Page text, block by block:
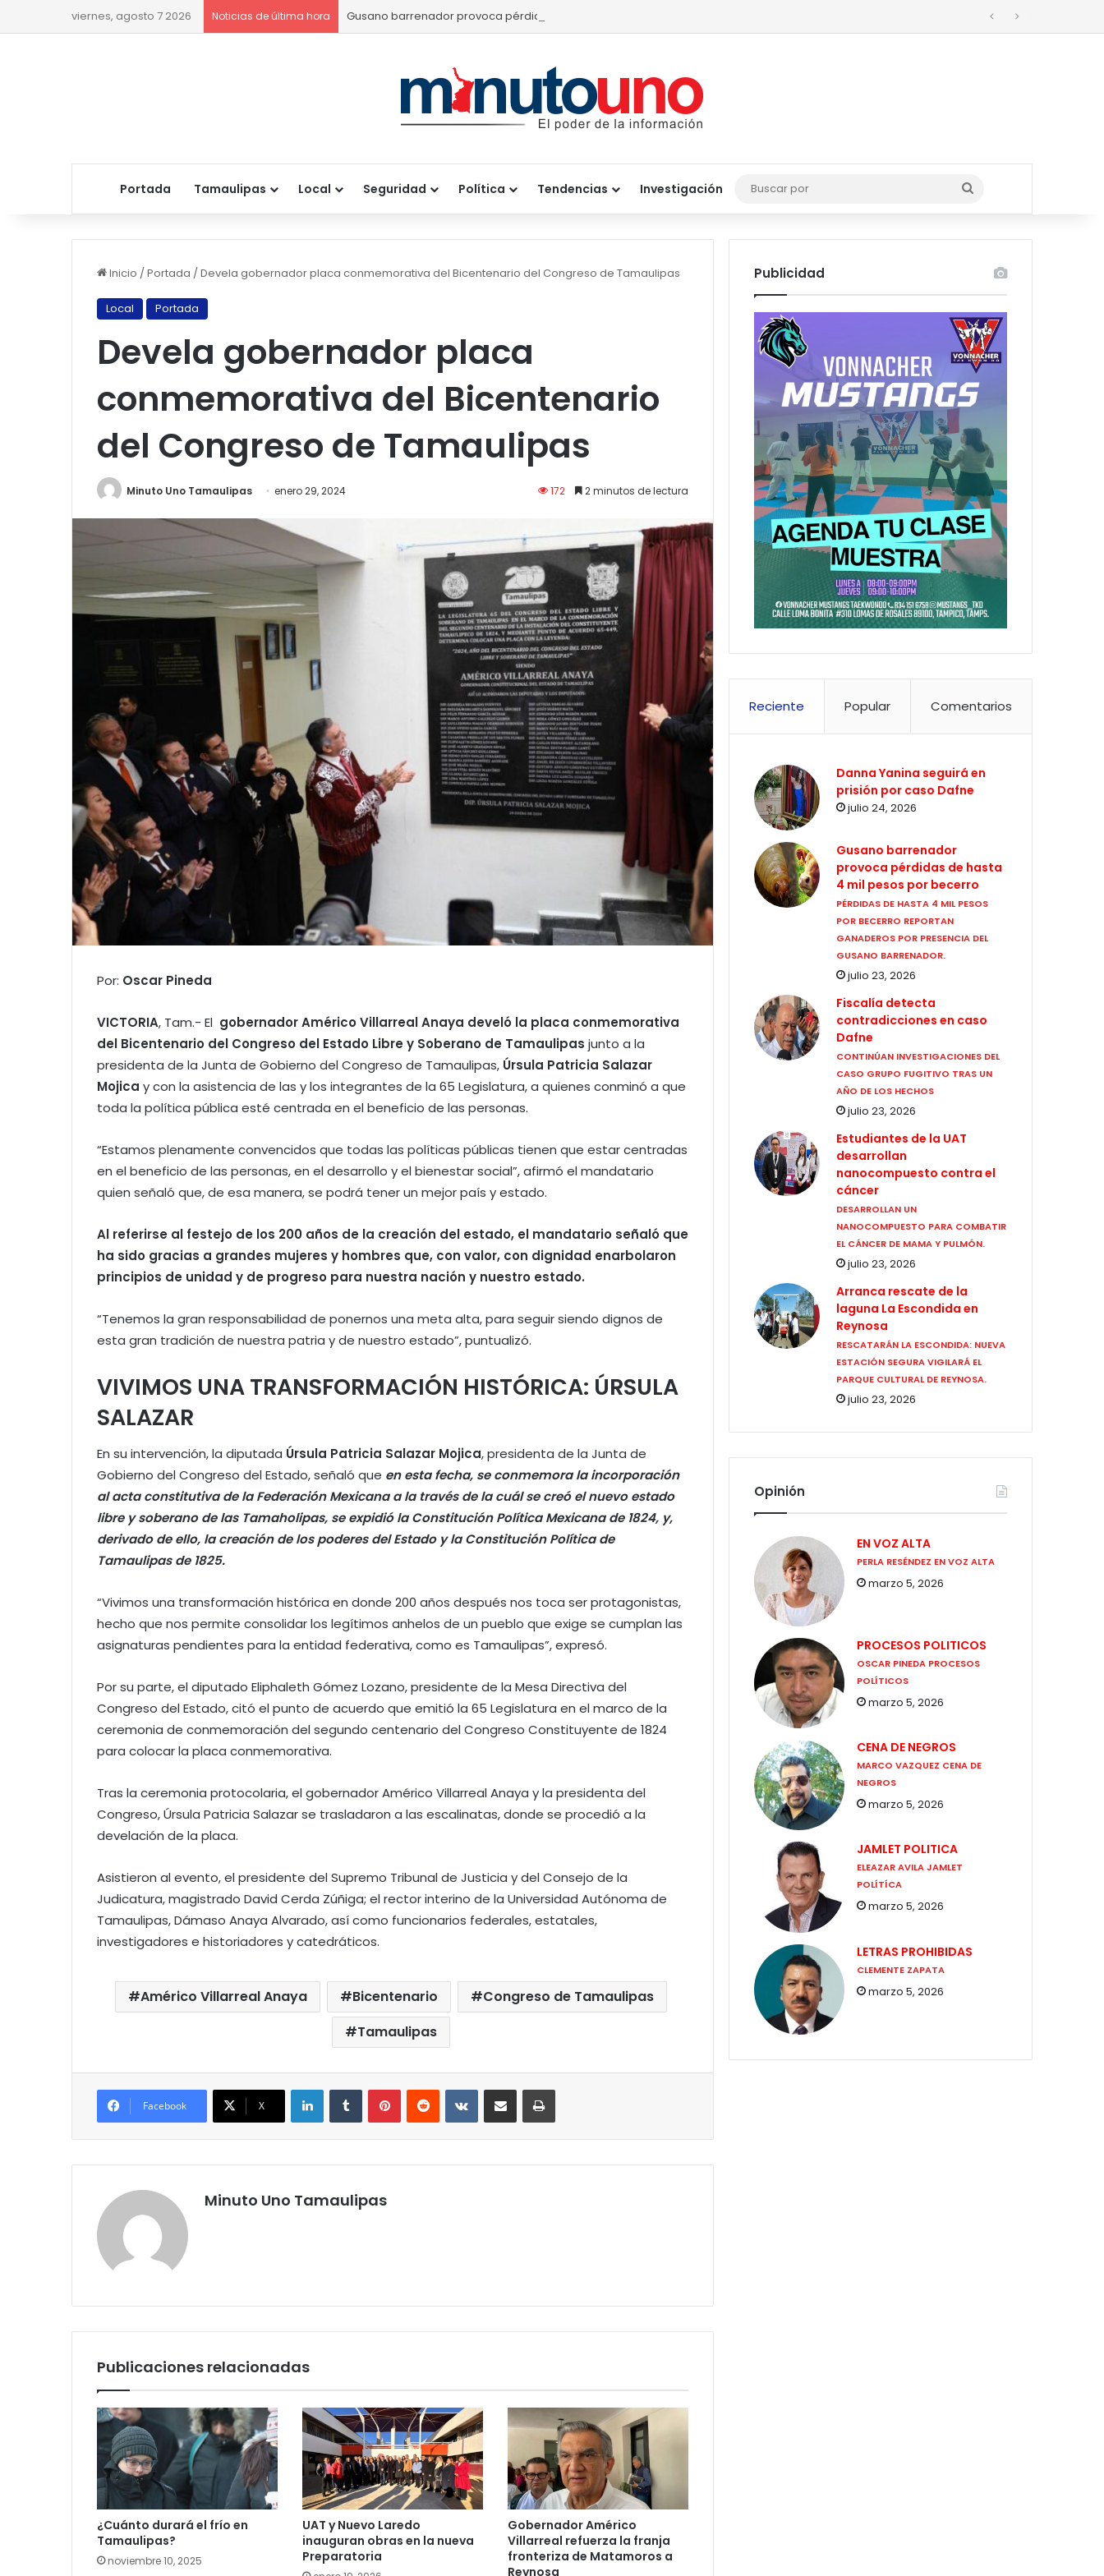
viernes, agosto 7 2026 Noticias de última hora Gusano barrenador provoca pérdidas de hasta 4 mil pesos por becerro
Portada Tamaulipas Local Seguridad Política Tendencias Investigación
Buscar
por
Inicio /Portada /Devela gobernador placa conmemorativa del Bicentenario del Congreso de Tamaulipas
Local Portada
Devela gobernador placa
conmemorativa del Bicentenario
del Congreso de Tamaulipas
Minuto Uno Tamaulipas enero 29, 2024 172 2 minutos de lectura
Por: Oscar Pineda
VICTORIA, Tam.- El gobernador Américo Villarreal Anaya develó la placa conmemorativa
del Bicentenario del Congreso del Estado Libre y Soberano de Tamaulipas junto a la
presidenta de la Junta de Gobierno del Congreso de Tamaulipas, Úrsula Patricia Salazar
Mojica y con la asistencia de las y los integrantes de la 65 Legislatura, a quienes conminó a que
toda la política pública esté centrada en el beneficio de las personas.
“Estamos plenamente convencidos que todas las políticas públicas tienen que estar centradas
en el beneficio de las personas, en el desarrollo y el bienestar social”, afirmó el mandatario
quien señaló que, de esa manera, se podrá tener un mejor país y estado.
Al referirse al festejo de los 200 años de la creación del estado, el mandatario señaló que
ha sido gracias a grandes mujeres y hombres que, con valor, con dignidad enarbolaron
principios de unidad y de progreso para nuestra nación y nuestro estado.
“Tenemos la gran responsabilidad de ponernos una meta alta, para seguir siendo dignos de
esta gran tradición de nuestra patria y de nuestro estado”, puntualizó.
VIVIMOS UNA TRANSFORMACIÓN HISTÓRICA: ÚRSULA
SALAZAR
En su intervención, la diputada Úrsula Patricia Salazar Mojica, presidenta de la Junta de
Gobierno del Congreso del Estado, señaló que en esta fecha, se conmemora la incorporación
al acta constitutiva de la Federación Mexicana a la través de la cuál se creó el nuevo estado
libre y soberano de las Tamaholipas, se expidió la Constitución Política Mexicana de 1824, y,
derivado de ello, la creación de los poderes del Estado y la Constitución Política de
Tamaulipas de 1825.
“Vivimos una transformación histórica en donde 200 años después nos toca ser protagonistas,
hecho que nos permite consolidar los legítimos anhelos de un pueblo que exige se cumplan las
asignaturas pendientes para la entidad federativa, como es Tamaulipas”, expresó.
Por su parte, el diputado Eliphaleth Gómez Lozano, presidente de la Mesa Directiva del
Congreso del Estado, citó el punto de acuerdo que emitió la 65 Legislatura en el marco de la
ceremonia de conmemoración del segundo centenario del Congreso Constituyente de 1824
para colocar la placa conmemorativa.
Tras la ceremonia protocolaria, el gobernador Américo Villarreal Anaya y la presidenta del
Congreso, Úrsula Patricia Salazar se trasladaron a las escalinatas, donde se procedió a la
develación de la placa.
Asistieron al evento, el presidente del Supremo Tribunal de Justicia y del Consejo de la
Judicatura, magistrado David Cerda Zúñiga; el rector interino de la Universidad Autónoma de
Tamaulipas, Dámaso Anaya Alvarado, así como funcionarios federales, estatales,
investigadores e historiadores y catedráticos.
Américo Villarreal Anaya Bicentenario
Congreso de Tamaulipas
Tamaulipas
Facebook X
LinkedInTumblrPinterestReddit VKontakteCompartir por correo electrónicoImprimir
Minuto Uno Tamaulipas
Publicaciones relacionadas
¿Cuánto durará el frío en
Tamaulipas?
noviembre 10, 2025
UAT y Nuevo Laredo
inauguran obras en la nueva
Preparatoria
Gobernador Américo
Villarreal refuerza la franja
fronteriza de Matamoros a
Reynosa
Publicidad
Reciente Popular Comentarios
Danna Yanina seguirá en
prisión por caso Dafne
julio 24, 2026
Gusano barrenador
provoca pérdidas de hasta
4 mil pesos por becerro
PÉRDIDAS DE HASTA 4 MIL PESOS
POR BECERRO REPORTAN
GANADEROS POR PRESENCIA DEL
GUSANO BARRENADOR.
julio 23, 2026
Fiscalía detecta
contradicciones en caso
Dafne
CONTINÚAN INVESTIGACIONES DEL
CASO GRUPO FUGITIVO TRAS UN
AÑO DE LOS HECHOS
julio 23, 2026
Estudiantes de la UAT
desarrollan
nanocompuesto contra el
cáncer
DESARROLLAN UN
NANOCOMPUESTO PARA COMBATIR
EL CÁNCER DE MAMA Y PULMÓN.
julio 23, 2026
Arranca rescate de la
laguna La Escondida en
Reynosa
RESCATARÁN LA ESCONDIDA: NUEVA
ESTACIÓN SEGURA VIGILARÁ EL
PARQUE CULTURAL DE REYNOSA.
julio 23, 2026
Opinión
EN VOZ ALTA
PERLA RESÉNDEZ EN VOZ ALTA
marzo 5, 2026
PROCESOS POLITICOS
OSCAR PINEDA PROCESOS
POLÍTICOS
marzo 5, 2026
CENA DE NEGROS
MARCO VAZQUEZ CENA DE
NEGROS
marzo 5, 2026
JAMLET POLITICA
ELEAZAR AVILA JAMLET
POLÍTÍCA
marzo 5, 2026
LETRAS PROHIBIDAS
CLEMENTE ZAPATA
marzo 5, 2026